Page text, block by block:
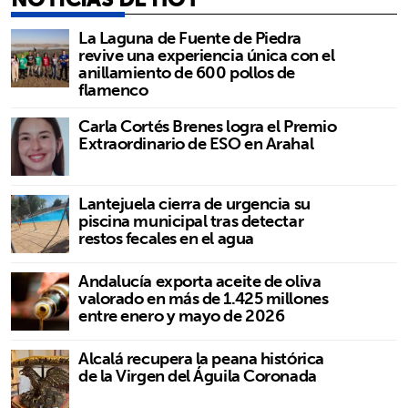
La Laguna de Fuente de Piedra
revive una experiencia única con el
anillamiento de 600 pollos de
flamenco
Carla Cortés Brenes logra el Premio
Extraordinario de ESO en Arahal
Lantejuela cierra de urgencia su
piscina municipal tras detectar
restos fecales en el agua
Andalucía exporta aceite de oliva
valorado en más de 1.425 millones
entre enero y mayo de 2026
Alcalá recupera la peana histórica
de la Virgen del Águila Coronada